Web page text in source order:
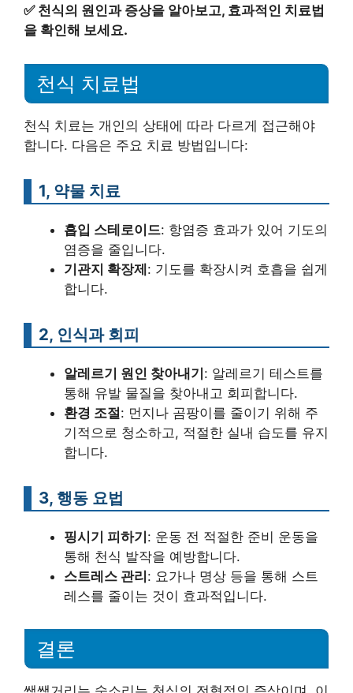
✅ 천식의 원인과 증상을 알아보고, 효과적인 치료법
을 확인해 보세요.
천식 치료법
천식 치료는 개인의 상태에 따라 다르게 접근해야
합니다. 다음은 주요 치료 방법입니다:
1, 약물 치료
흡입 스테로이드: 항염증 효과가 있어 기도의
염증을 줄입니다.
기관지 확장제: 기도를 확장시켜 호흡을 쉽게
합니다.
2, 인식과 회피
알레르기 원인 찾아내기: 알레르기 테스트를
통해 유발 물질을 찾아내고 회피합니다.
환경 조절: 먼지나 곰팡이를 줄이기 위해 주
기적으로 청소하고, 적절한 실내 습도를 유지
합니다.
3, 행동 요법
핑시기 피하기: 운동 전 적절한 준비 운동을
통해 천식 발작을 예방합니다.
스트레스 관리: 요가나 명상 등을 통해 스트
레스를 줄이는 것이 효과적입니다.
결론